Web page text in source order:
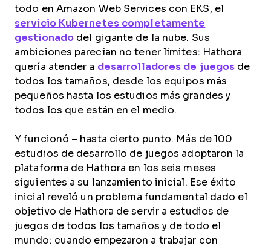
todo en Amazon Web Services con EKS, el
servicio Kubernetes completamente
gestionado del gigante de la nube. Sus
ambiciones parecían no tener límites: Hathora
quería atender a desarrolladores de juegos de
todos los tamaños, desde los equipos más
pequeños hasta los estudios más grandes y
todos los que están en el medio.
Y funcionó – hasta cierto punto. Más de 100
estudios de desarrollo de juegos adoptaron la
plataforma de Hathora en los seis meses
siguientes a su lanzamiento inicial. Ese éxito
inicial reveló un problema fundamental dado el
objetivo de Hathora de servir a estudios de
juegos de todos los tamaños y de todo el
mundo: cuando empezaron a trabajar con